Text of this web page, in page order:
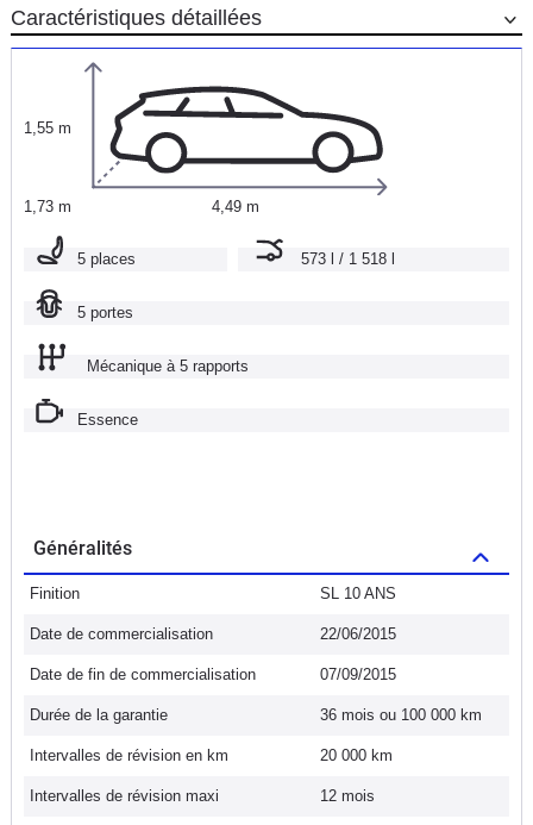
Caractéristiques détaillées
1,55 m
1,73 m 4,49 m
5 places 573 l / 1 518 l
5 portes
Mécanique à 5 rapports
Essence
Généralités
Finition SL 10 ANS
Date de commercialisation 22/06/2015
Date de fin de commercialisation 07/09/2015
Durée de la garantie 36 mois ou 100 000 km
Intervalles de révision en km 20 000 km
Intervalles de révision maxi 12 mois